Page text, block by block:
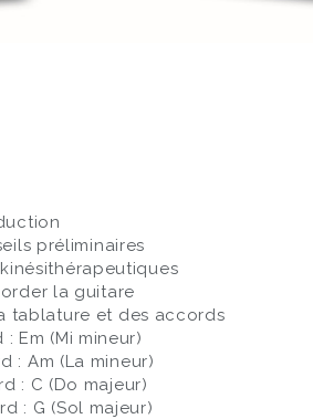
préliminaires
la guitare
tablature et des accords
Em (Mi mineur)
: Am (La mineur)
: C (Do majeur)
: G (Sol majeur)